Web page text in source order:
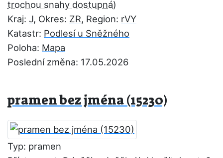
Kraj: J, Okres: ZR, Region: rVY
Katastr: Podlesí u Sněžného
Poloha: Mapa
Poslední změna: 17.05.2026
pramen bez jména (15230)
Typ: pramen